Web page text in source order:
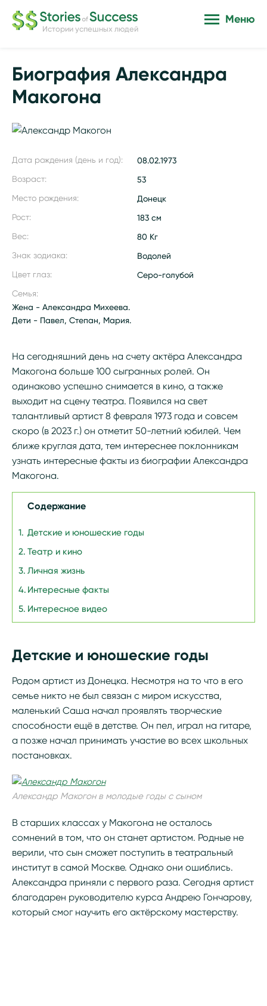
Истории успешных людей
Меню
Биография Александра
Макогона
Дата рождения (день и год): 08.02.1973
Возраст: 53
Место рождения: Донецк
Рост: 183 см
Вес: 80 Кг
Знак зодиака: Водолей
Цвет глаз: Серо-голубой
Семья:
Жена - Александра Михеева.
Дети - Павел, Степан, Мария.
На сегодняшний день на счету актёра Александра
Макогона больше 100 сыгранных ролей. Он
одинаково успешно снимается в кино, а также
выходит на сцену театра. Появился на свет
талантливый артист 8 февраля 1973 года и совсем
скоро (в 2023 г.) он отметит 50-летний юбилей. Чем
ближе круглая дата, тем интереснее поклонникам
узнать интересные факты из биографии Александра
Макогона.
Содержание
Детские и юношеские годы
Театр и кино
Личная жизнь
Интересные факты
Интересное видео
Детские и юношеские годы
Родом артист из Донецка. Несмотря на то что в его
семье никто не был связан с миром искусства,
маленький Саша начал проявлять творческие
способности ещё в детстве. Он пел, играл на гитаре,
а позже начал принимать участие во всех школьных
постановках.
Александр Макогон в молодые годы с сыном
В старших классах у Макогона не осталось
сомнений в том, что он станет артистом. Родные не
верили, что сын сможет поступить в театральный
институт в самой Москве. Однако они ошиблись.
Александра приняли с первого раза. Сегодня артист
благодарен руководителю курса Андрею Гончарову,
который смог научить его актёрскому мастерству.